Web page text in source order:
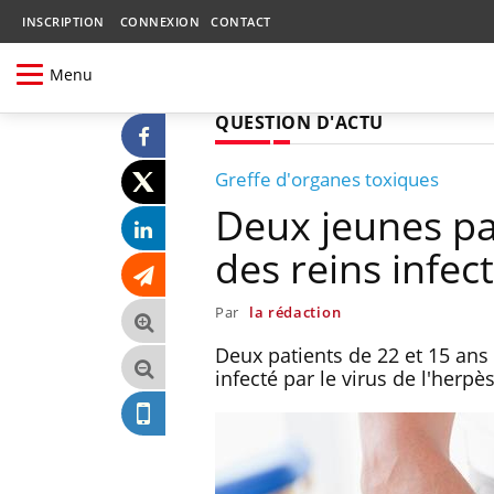
INSCRIPTION CONNEXION CONTACT
Menu
QUESTION D'ACTU
Greffe d'organes toxiques
Deux jeunes
des reins
Par la rédaction
Deux patients de 22 et 15
infecté par le virus de